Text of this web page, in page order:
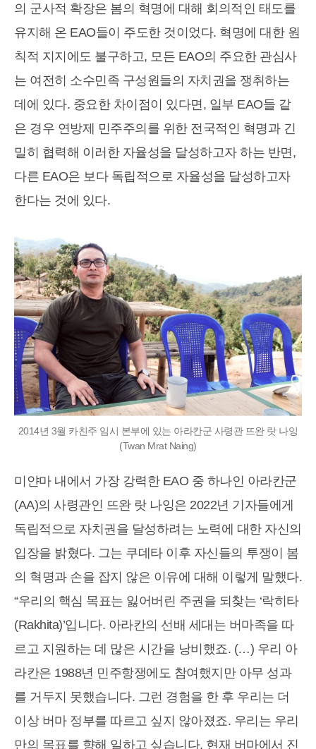
의 군사적 확장은 봄의 혁명에 대해 회의적인 태도를
유지해 온 EAO들이 주도한 것이었다. 혁명에 대한 원
칙적 지지에도 불구하고, 모든 EAO의 주요한 관심사
는 여전히 소수민족 구성원들의 자치권을 쟁취하는
데에 있다. 중요한 차이점이 있다면, 일부 EAO들 같
은 경우 연방제 민주주의를 위한 전국적인 혁명과 긴
밀히 협력해 이러한 자율성을 달성하고자 하는 반면,
다른 EAO은 보다 독립적으로 자율성을 달성하고자
한다는 것에 있다.
2014년 3월 카친주 임시 본부에 있는 아라칸군 사령관 뜨완 랏 나잉
(Twan Mrat Naing)
미얀마 내에서 가장 강력한 EAO 중 하나인 아라칸군
(AA)의 사령관인 뜨완 랏 나잉은 2022년 기자들에게
독립적으로 자치권을 달성하려는 노력에 대한 자신의
입장을 밝혔다. 그는 쿠데타 이후 자신들의 투쟁이 봄
의 혁명과 손을 잡지 않은 이유에 대해 이렇게 말했다.
“우리의 핵심 목표는 잃어버린 주권을 되찾는 ‘락히타
(Rakhita)’입니다. 아라칸의 선배 세대는 버마족을 따
르고 지원하는 데 많은 시간을 낭비했죠. (…) 우리 아
라칸은 1988년 민주항쟁에도 참여했지만 아무 성과
를 거두지 못했습니다. 그런 경험을 한 후 우리는 더
이상 버마 정부를 따르고 싶지 않아졌죠. 우리는 우리
만의 목표를 향해 일하고 싶습니다. 현재 버마에서 진